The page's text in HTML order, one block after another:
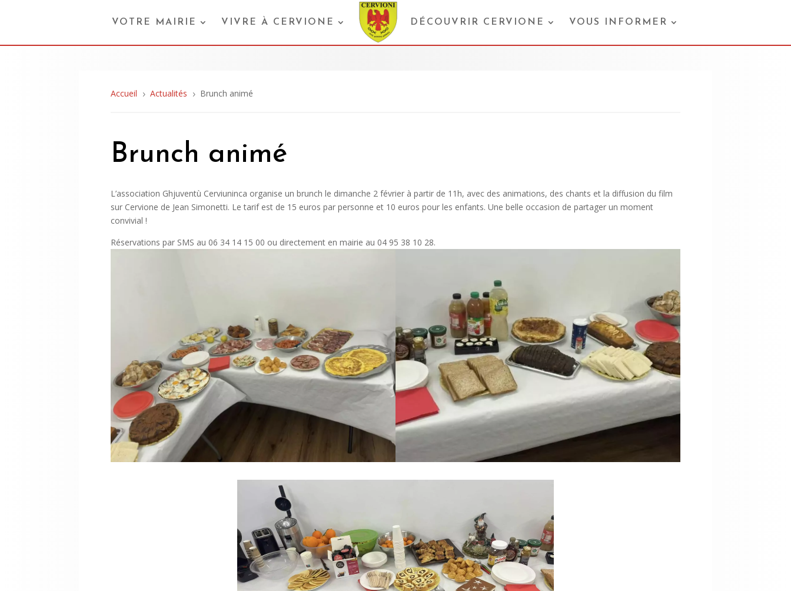
VOTRE MAIRIE VIVRE À CERVIONE DÉCOUVRIR CERVIONE VOUS INFORMER
Accueil 5 Actualités 5 Brunch animé
Brunch animé
L’association Ghjuventù Cerviuninca organise un brunch le dimanche 2 février à partir de 11h, avec des animations, des chants et la diffusion du film
sur Cervione de Jean Simonetti. Le tarif est de 15 euros par personne et 10 euros pour les enfants. Une belle occasion de partager un moment
convivial !
Réservations par SMS au 06 34 14 15 00 ou directement en mairie au 04 95 38 10 28.